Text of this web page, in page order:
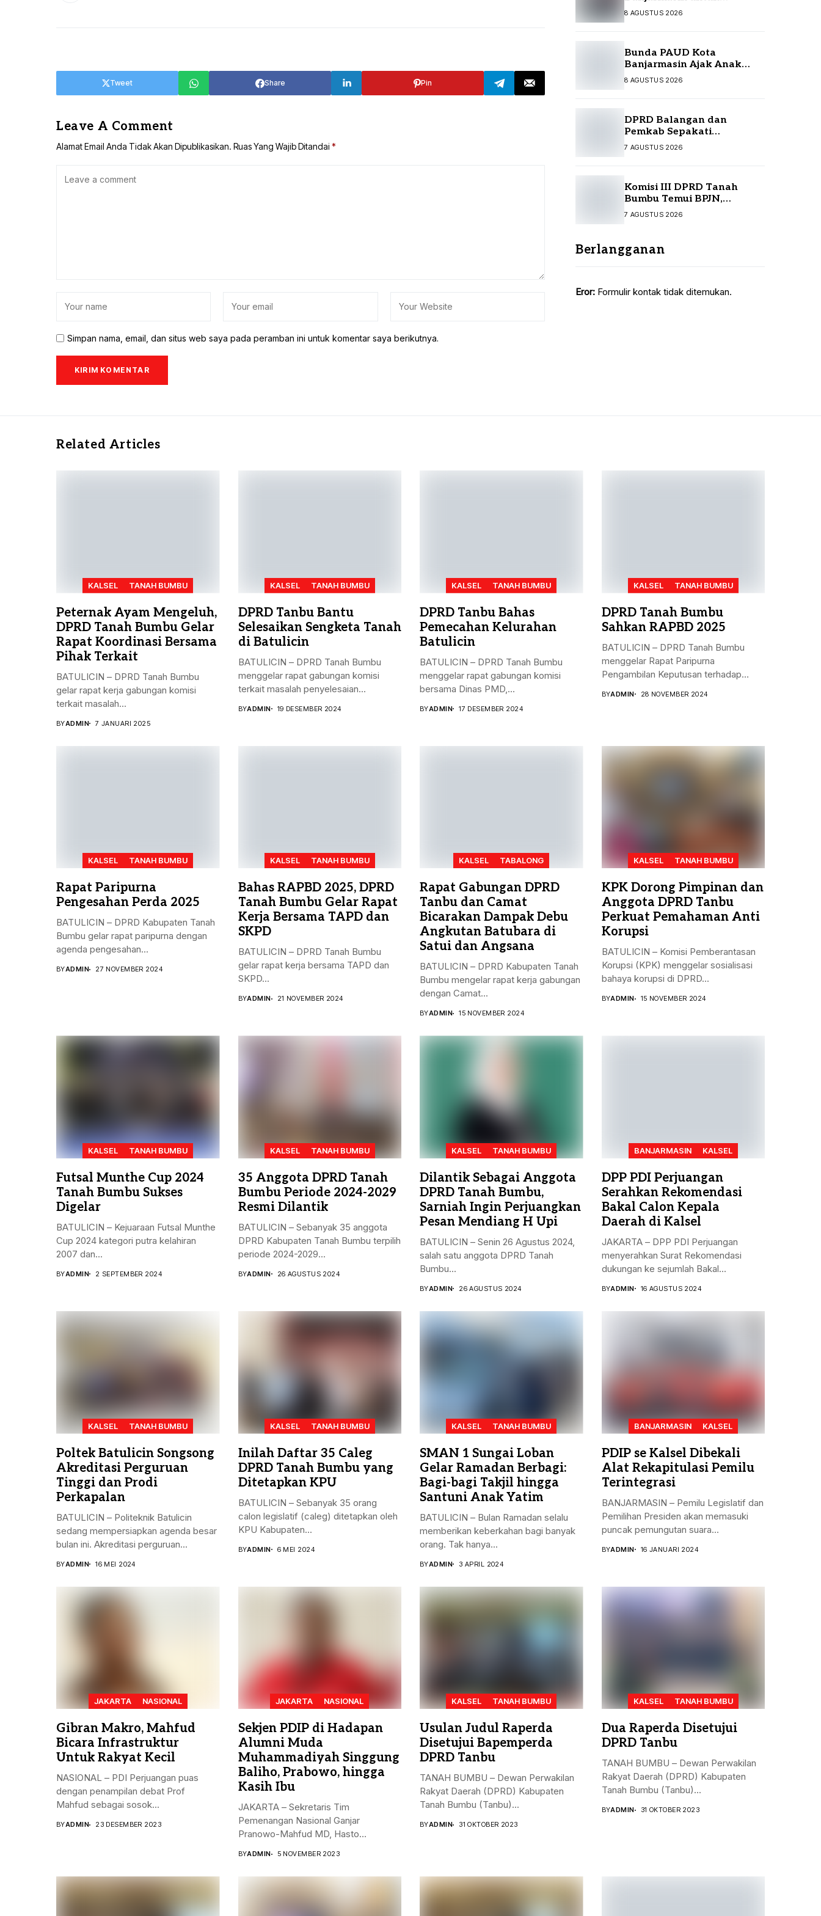
TANAH LAUT
Share
Tweet Pin
Leave A Comment
Alamat Email Anda Tidak Akan Dipublikasikan. Ruas Yang Wajib Ditandai *
Simpan nama, email, dan situs web saya pada peramban ini untuk komentar saya berikutnya.
Kontingen Jamnas XII
8 AGUSTUS 2026
Bunda PAUD Kota
Banjarmasin Ajak Anak
Jelajah Literasi di Taman
8 AGUSTUS 2026
DPRD Balangan dan
Pemkab Sepakati
Perubahan APBD 2026
7 AGUSTUS 2026
Komisi III DPRD Tanah
Bumbu Temui BPJN,
Perjuangkan Sejumlah
7 AGUSTUS 2026
Berlangganan
Eror: Formulir kontak tidak ditemukan.
Related Articles
KALSEL TANAH BUMBU
Peternak Ayam Mengeluh,
DPRD Tanah Bumbu Gelar
Rapat Koordinasi Bersama
Pihak Terkait
BATULICIN – DPRD Tanah Bumbu
gelar rapat kerja gabungan komisi
terkait masalah...
BYADMIN 7 JANUARI 2025
KALSEL TANAH BUMBU
DPRD Tanbu Bantu
Selesaikan Sengketa Tanah
di Batulicin
BATULICIN – DPRD Tanah Bumbu
menggelar rapat gabungan komisi
terkait masalah penyelesaian...
BYADMIN 19 DESEMBER 2024
KALSEL TANAH BUMBU
DPRD Tanbu Bahas
Pemecahan Kelurahan
Batulicin
BATULICIN – DPRD Tanah Bumbu
menggelar rapat gabungan komisi
bersama Dinas PMD,...
BYADMIN 17 DESEMBER 2024
KALSEL TANAH BUMBU
DPRD Tanah Bumbu
Sahkan RAPBD 2025
BATULICIN – DPRD Tanah Bumbu
menggelar Rapat Paripurna
Pengambilan Keputusan terhadap
BYADMIN 28 NOVEMBER 2024
KALSEL TANAH BUMBU
Rapat Paripurna
Pengesahan Perda 2025
BATULICIN – DPRD Kabupaten Tanah
Bumbu gelar rapat paripurna dengan
agenda pengesahan...
BYADMIN 27 NOVEMBER 2024
KALSEL TANAH BUMBU
Bahas RAPBD 2025, DPRD
Tanah Bumbu Gelar Rapat
Kerja Bersama TAPD dan
SKPD
BATULICIN – DPRD Tanah Bumbu
gelar rapat kerja bersama TAPD dan
SKPD...
BYADMIN 21 NOVEMBER 2024
KALSEL TABALONG
Rapat Gabungan DPRD
Tanbu dan Camat
Bicarakan Dampak Debu
Angkutan Batubara di
Satui dan Angsana
BATULICIN – DPRD Kabupaten Tanah
Bumbu mengelar rapat kerja gabungan
dengan Camat...
BYADMIN 15 NOVEMBER 2024
KALSEL TANAH BUMBU
KPK Dorong Pimpinan dan
Anggota DPRD Tanbu
Perkuat Pemahaman Anti
Korupsi
BATULICIN – Komisi Pemberantasan
Korupsi (KPK) menggelar sosialisasi
bahaya korupsi di DPRD...
BYADMIN 15 NOVEMBER 2024
KALSEL TANAH BUMBU
Futsal Munthe Cup 2024
Tanah Bumbu Sukses
Digelar
BATULICIN – Kejuaraan Futsal Munthe
Cup 2024 kategori putra kelahiran
2007 dan...
BYADMIN 2 SEPTEMBER 2024
KALSEL TANAH BUMBU
35 Anggota DPRD Tanah
Bumbu Periode 2024-2029
Resmi Dilantik
BATULICIN – Sebanyak 35 anggota
DPRD Kabupaten Tanah Bumbu terpilih
periode 2024-2029...
BYADMIN 26 AGUSTUS 2024
KALSEL TANAH BUMBU
Dilantik Sebagai Anggota
DPRD Tanah Bumbu,
Sarniah Ingin Perjuangkan
Pesan Mendiang H Upi
BATULICIN – Senin 26 Agustus 2024,
salah satu anggota DPRD Tanah
Bumbu...
BYADMIN 26 AGUSTUS 2024
BANJARMASIN KALSEL
DPP PDI Perjuangan
Serahkan Rekomendasi
Bakal Calon Kepala
Daerah di Kalsel
JAKARTA – DPP PDI Perjuangan
menyerahkan Surat Rekomendasi
dukungan ke sejumlah Bakal...
BYADMIN 16 AGUSTUS 2024
KALSEL TANAH BUMBU
Poltek Batulicin Songsong
Akreditasi Perguruan
Tinggi dan Prodi
Perkapalan
BATULICIN – Politeknik Batulicin
sedang mempersiapkan agenda besar
bulan ini. Akreditasi perguruan...
BYADMIN 16 MEI 2024
KALSEL TANAH BUMBU
Inilah Daftar 35 Caleg
DPRD Tanah Bumbu yang
Ditetapkan KPU
BATULICIN – Sebanyak 35 orang
calon legislatif (caleg) ditetapkan oleh
KPU Kabupaten...
BYADMIN 6 MEI 2024
KALSEL TANAH BUMBU
SMAN 1 Sungai Loban
Gelar Ramadan Berbagi:
Bagi-bagi Takjil hingga
Santuni Anak Yatim
BATULICIN – Bulan Ramadan selalu
memberikan keberkahan bagi banyak
orang. Tak hanya...
BYADMIN 3 APRIL 2024
BANJARMASIN KALSEL
PDIP se Kalsel Dibekali
Alat Rekapitulasi Pemilu
Terintegrasi
BANJARMASIN – Pemilu Legislatif dan
Pemilihan Presiden akan memasuki
puncak pemungutan suara...
BYADMIN 16 JANUARI 2024
JAKARTA NASIONAL
Gibran Makro, Mahfud
Bicara Infrastruktur
Untuk Rakyat Kecil
NASIONAL – PDI Perjuangan puas
dengan penampilan debat Prof
Mahfud sebagai sosok...
BYADMIN 23 DESEMBER 2023
JAKARTA NASIONAL
Sekjen PDIP di Hadapan
Alumni Muda
Muhammadiyah Singgung
Baliho, Prabowo, hingga
Kasih Ibu
JAKARTA – Sekretaris Tim
Pemenangan Nasional Ganjar
Pranowo-Mahfud MD, Hasto
BYADMIN 5 NOVEMBER 2023
KALSEL TANAH BUMBU
Usulan Judul Raperda
Disetujui Bapemperda
DPRD Tanbu
TANAH BUMBU – Dewan Perwakilan
Rakyat Daerah (DPRD) Kabupaten
Tanah Bumbu (Tanbu)...
BYADMIN 31 OKTOBER 2023
KALSEL TANAH BUMBU
Dua Raperda Disetujui
DPRD Tanbu
TANAH BUMBU – Dewan Perwakilan
Rakyat Daerah (DPRD) Kabupaten
Tanah Bumbu (Tanbu)...
BYADMIN 31 OKTOBER 2023